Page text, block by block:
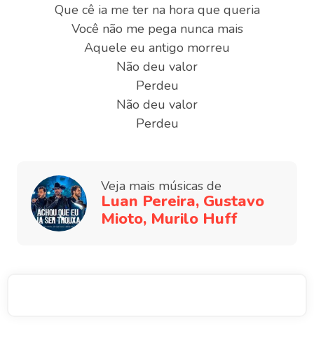
Que cê ia me ter na hora que queria
Você não me pega nunca mais
Aquele eu antigo morreu
Não deu valor
Perdeu
Não deu valor
Perdeu
Veja mais músicas de
Luan Pereira, Gustavo
Mioto, Murilo Huff